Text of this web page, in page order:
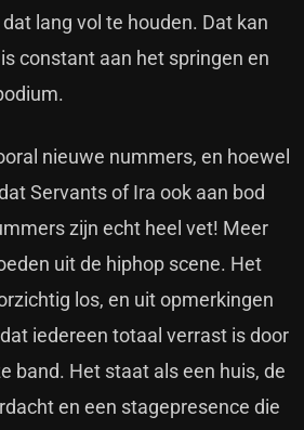
lang vol te houden. Dat kan
constant aan het springen en
nieuwe nummers, en hoewel
Servants of Ira ook aan bod
zijn echt heel vet! Meer
uit de hiphop scene. Het
los, en uit opmerkingen
iedereen totaal verrast is door
band. Het staat als een huis, de
en een stagepresence die